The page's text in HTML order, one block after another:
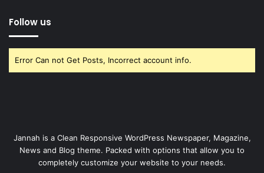
Follow us
Error Can not Get Posts, Incorrect account info.
Jannah is a Clean Responsive WordPress Newspaper, Magazine,
News and Blog theme. Packed with options that allow you to
completely customize your website to your needs.